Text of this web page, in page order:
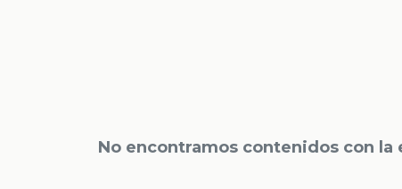
No encontramos contenidos con la